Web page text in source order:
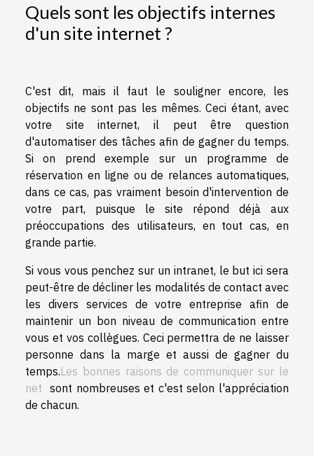
Quels sont les objectifs internes
d'un site internet ?
C'est dit, mais il faut le souligner encore, les
objectifs ne sont pas les mêmes. Ceci étant, avec
votre site internet, il peut être question
d'automatiser des tâches afin de gagner du temps.
Si on prend exemple sur un programme de
réservation en ligne ou de relances automatiques,
dans ce cas, pas vraiment besoin d'intervention de
votre part, puisque le site répond déjà aux
préoccupations des utilisateurs, en tout cas, en
grande partie.
Si vous vous penchez sur un intranet, le but ici sera
peut-être de décliner les modalités de contact avec
les divers services de votre entreprise afin de
maintenir un bon niveau de communication entre
vous et vos collègues. Ceci permettra de ne laisser
personne dans la marge et aussi de gagner du
temps.Les bonnes raisons de communiquer sur le
net sont nombreuses et c'est selon l'appréciation
de chacun.